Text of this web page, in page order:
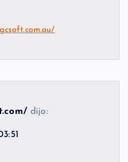
dijo: